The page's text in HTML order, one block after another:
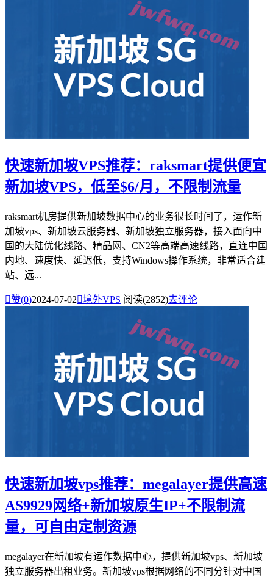
快速新加坡VPS推荐：raksmart提供便宜
新加坡VPS，低至$6/月，不限制流量
raksmart机房提供新加坡数据中心的业务很长时间了，运作新
加坡vps、新加坡云服务器、新加坡独立服务器，接入面向中
国的大陆优化线路、精品网、CN2等高端高速线路，直连中国
内地、速度快、延迟低，支持Windows操作系统，非常适合建
站、远...
赞(0)2024-07-02境外VPS 阅读(2852)去评论
快速新加坡vps推荐：megalayer提供高速
AS9929网络+新加坡原生IP+不限制流
量，可自由定制资源
megalayer在新加坡有运作数据中心，提供新加坡vps、新加坡
独立服务器出租业务。新加坡vps根据网络的不同分针对中国